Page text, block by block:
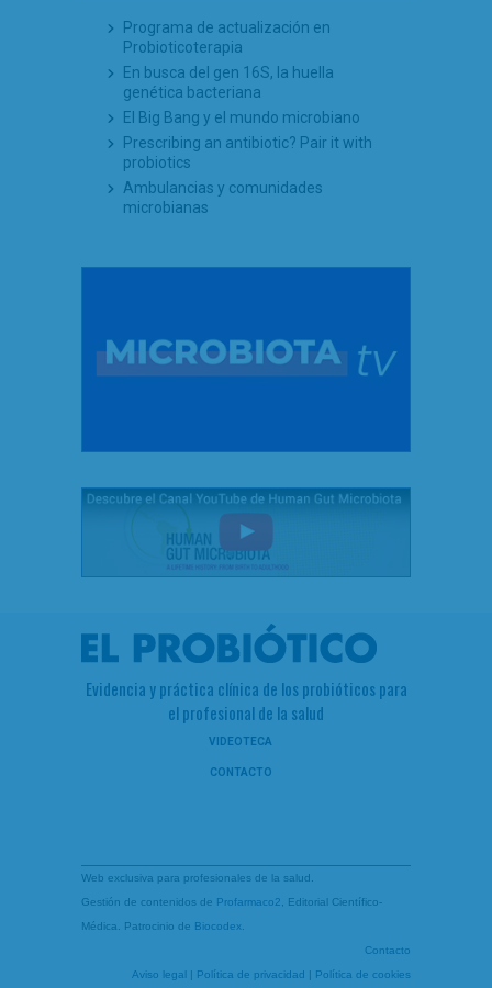
Programa de actualización en
Probioticoterapia
En busca del gen 16S, la huella
genética bacteriana
El Big Bang y el mundo microbiano
Prescribing an antibiotic? Pair it with
probiotics
Ambulancias y comunidades
microbianas
Evidencia y práctica clínica de los probióticos para
el profesional de la salud
VIDEOTECA
CONTACTO
Web exclusiva para profesionales de la salud.
Gestión de contenidos de Profarmaco2 , Editorial Científico-
Médica. Patrocinio de Biocodex
Contacto
Aviso legal | Política de privacidad | Política de cookies